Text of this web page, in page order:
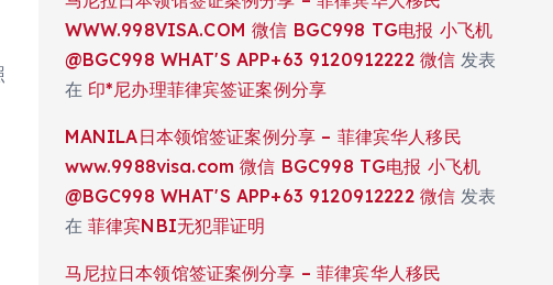
WWW.998VISA.COM 微信 BGC998 TG电报 小飞机
@BGC998 WHAT'S APP+63 9120912222 微信 发表
在 印*尼办理菲律宾签证案例分享
MANILA日本领馆签证案例分享 – 菲律宾华人移民
www.9988visa.com 微信 BGC998 TG电报 小飞机
@BGC998 WHAT'S APP+63 9120912222 微信 发表
在 菲律宾NBI无犯罪证明
马尼拉日本领馆签证案例分享 – 菲律宾华人移民